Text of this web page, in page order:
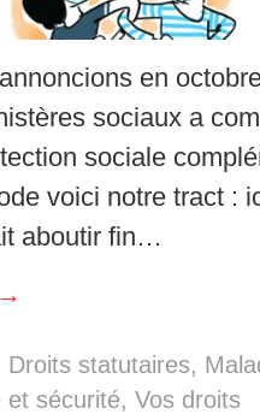
en
sociaux a
sociale
voici notre tract :
aboutir fin…
→
Droits statutaires,
et sécurité, Vos droits